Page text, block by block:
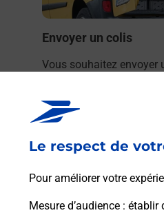
Le respect de
Pour améliorer votre
Mesure d’audience : établir
Envoyer un colis
Vous souhaitez envoyer